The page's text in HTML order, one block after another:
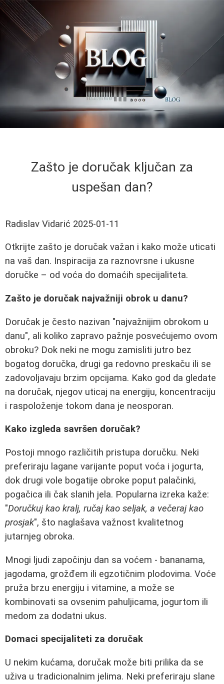
Zašto je doručak ključan za
uspešan dan?
Radislav Vidarić 2025-01-11
Otkrijte zašto je doručak važan i kako može uticati
na vaš dan. Inspiracija za raznovrsne i ukusne
doručke – od voća do domaćih specijaliteta.
Zašto je doručak najvažniji obrok u danu?
Doručak je često nazivan "najvažnijim obrokom u
danu", ali koliko zapravo pažnje posvećujemo ovom
obroku? Dok neki ne mogu zamisliti jutro bez
bogatog doručka, drugi ga redovno preskaču ili se
zadovoljavaju brzim opcijama. Kako god da gledate
na doručak, njegov uticaj na energiju, koncentraciju
i raspoloženje tokom dana je neosporan.
Kako izgleda savršen doručak?
Postoji mnogo različitih pristupa doručku. Neki
preferiraju lagane varijante poput voća i jogurta,
dok drugi vole bogatije obroke poput palačinki,
pogačica ili čak slanih jela. Popularna izreka kaže:
"Doručkuj kao kralj, ručaj kao seljak, a večeraj kao
prosjak", što naglašava važnost kvalitetnog
jutarnjeg obroka.
Mnogi ljudi započinju dan sa voćem - bananama,
jagodama, grožđem ili egzotičnim plodovima. Voće
pruža brzu energiju i vitamine, a može se
kombinovati sa ovsenim pahuljicama, jogurtom ili
medom za dodatni ukus.
Domaci specijaliteti za doručak
U nekim kućama, doručak može biti prilika da se
uživa u tradicionalnim jelima. Neki preferiraju slane